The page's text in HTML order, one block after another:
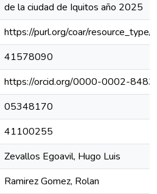
de la ciudad de Iquitos año 2025
https://purl.org/coar/resource_type/
41578090
https://orcid.org/0000-0002-
05348170
41100255
Zevallos Egoavil, Hugo Luis
Ramirez Gomez, Rolan